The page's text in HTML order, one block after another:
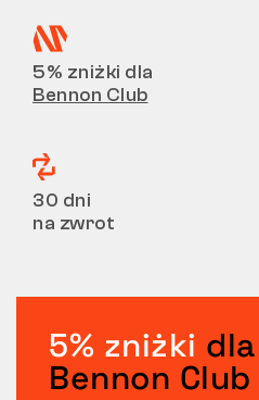
5% zniżki dla
Bennon Club
30 dni
na zwrot
5% zniżki dla
Bennon Club